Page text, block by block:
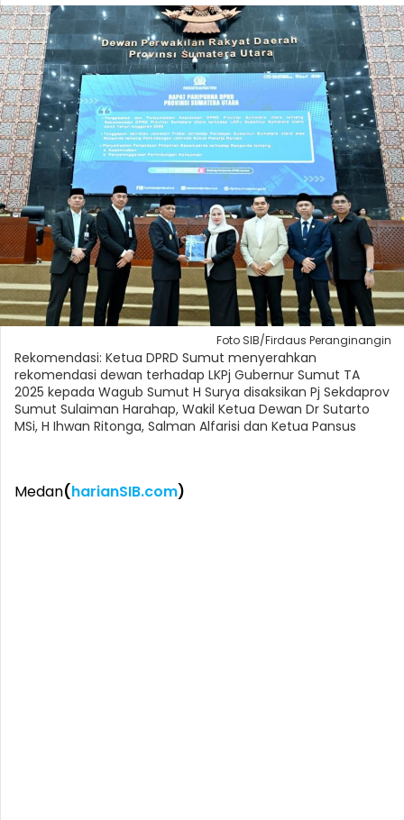
Foto SIB/Firdaus Peranginangin
Rekomendasi: Ketua DPRD Sumut menyerahkan
rekomendasi dewan terhadap LKPj Gubernur Sumut TA
2025 kepada Wagub Sumut H Surya disaksikan Pj Sekdaprov
Sumut Sulaiman Harahap, Wakil Ketua Dewan Dr Sutarto
MSi, H Ihwan Ritonga, Salman Alfarisi dan Ketua Pansus
Medan(harianSIB.com)